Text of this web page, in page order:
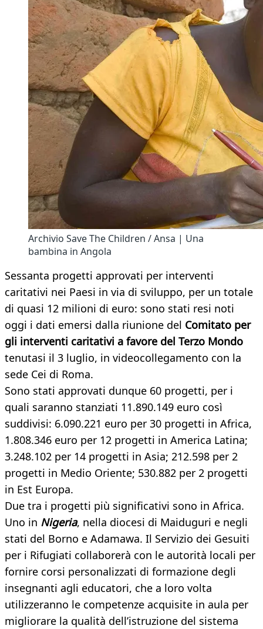
Archivio Save The Children / Ansa | Una
bambina in Angola
Sessanta progetti approvati per interventi
caritativi nei Paesi in via di sviluppo, per un totale
di quasi 12 milioni di euro: sono stati resi noti
oggi i dati emersi dalla riunione del Comitato per
gli interventi caritativi a favore del Terzo Mondo
tenutasi il 3 luglio, in videocollegamento con la
sede Cei di Roma.
Sono stati approvati dunque 60 progetti, per i
quali saranno stanziati 11.890.149 euro così
suddivisi: 6.090.221 euro per 30 progetti in Africa,
1.808.346 euro per 12 progetti in America Latina;
3.248.102 per 14 progetti in Asia; 212.598 per 2
progetti in Medio Oriente; 530.882 per 2 progetti
in Est Europa.
Due tra i progetti più significativi sono in Africa.
Uno in Nigeria, nella diocesi di Maiduguri e negli
stati del Borno e Adamawa. Il Servizio dei Gesuiti
per i Rifugiati collaborerà con le autorità locali per
fornire corsi personalizzati di formazione degli
insegnanti agli educatori, che a loro volta
utilizzeranno le competenze acquisite in aula per
migliorare la qualità dell’istruzione del sistema